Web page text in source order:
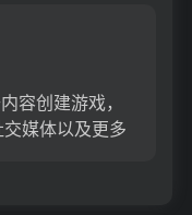
容创建游戏，
媒体以及更多